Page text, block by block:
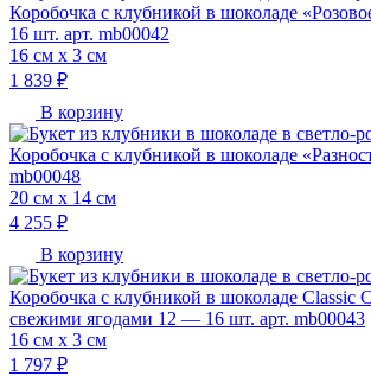
Коробочка с клубникой в шоколаде
16 шт. арт. mb00042
16 см х 3 см
1 839 ₽
В корзину
Коробочка с клубникой в шоколаде
mb00048
20 см х 14 см
4 255 ₽
В корзину
Коробочка с клубникой в шоколаде Classic
свежими ягодами 12 — 16 шт. арт. mb00043
16 см х 3 см
1 797 ₽